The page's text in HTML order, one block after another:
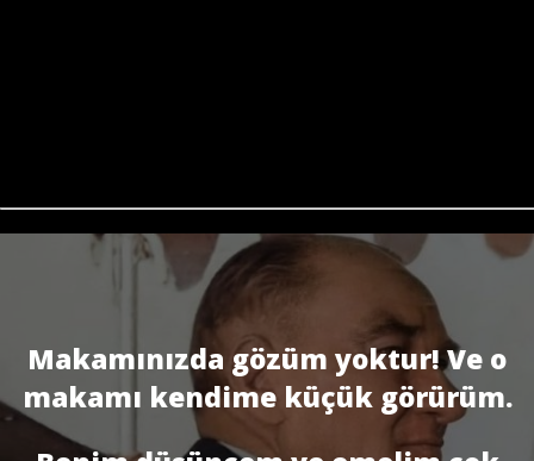
Makamınızda gözüm yoktur! Ve o
makamı kendime küçük görürüm.